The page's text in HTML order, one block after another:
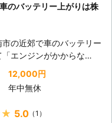
くなってしまいます。
日で対応可能！突然の事
に気づくのは、車を運転
けれどうんともすんとも
です。実際に運転をしよ
の瞬間に気が付くので、時
がないことも多いでしょ
のバッテリー上がりは株
市の近郊で車のバッテリー
エンジンがかからな
なときは株式会社ロードレ
南にご連絡ください。迅速
対応しま
。
間365
12,000円
年中無休
5.0（1）